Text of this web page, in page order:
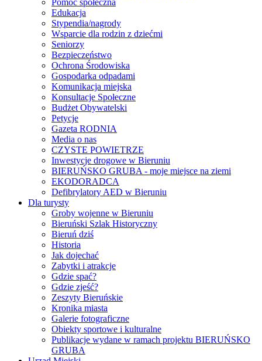
Pomoc społeczna
Edukacja
Stypendia/nagrody
Wsparcie dla rodzin z dziećmi
Seniorzy
Bezpieczeństwo
Ochrona Środowiska
Gospodarka odpadami
Komunikacja miejska
Konsultacje Społeczne
Budżet Obywatelski
Petycje
Gazeta RODNIA
Media o nas
CZYSTE POWIETRZE
Inwestycje drogowe w Bieruniu
BIERUŃSKO GRUBA - moje miejsce na ziemi
EKODORADCA
Defibrylatory AED w Bieruniu
Dla turysty
Groby wojenne w Bieruniu
Bieruński Szlak Historyczny
Bieruń dziś
Historia
Jak dojechać
Zabytki i atrakcje
Gdzie spać?
Gdzie zjeść?
Zeszyty Bieruńskie
Kronika miasta
Galerie fotograficzne
Obiekty sportowe i kulturalne
Publikacje wydane w ramach projektu BIERUŃSKO
GRUBA